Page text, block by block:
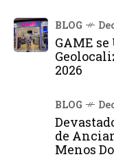
BLOG
GAME
2026
BLOG
de
Menos